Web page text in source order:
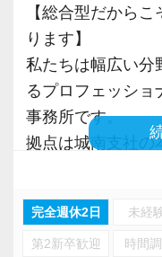
今後もお客様に満
ルの向上を目指し
を獲得していきま
お客様から信頼さ
供する真の「税務
【現在のスタッフ
からの転職も大
で、税務調査に
税理士という仕事
応、給付金のサポ
お手伝いできる業
そのため、全拠点
ています。
【総合型だから
ります】
私たちは幅広い分
るプロフェッショ
事務所です。
拠点は城南支社の
規模の大きい事務
テークホルダー
完全週休2日 未経
第2新卒歓迎 時間